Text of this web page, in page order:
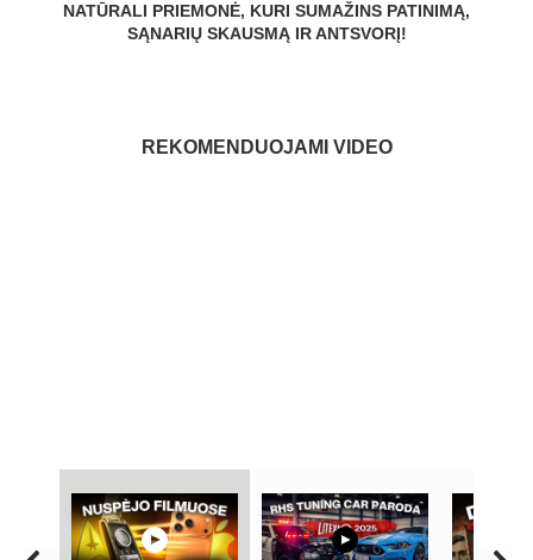
NATŪRALI PRIEMONĖ, KURI SUMAŽINS PATINIMĄ,
SĄNARIŲ SKAUSMĄ IR ANTSVORĮ!
REKOMENDUOJAMI VIDEO